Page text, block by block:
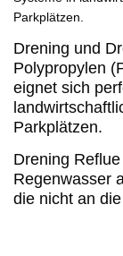
Drening und
Polypropylen
eignet sich
Parkplätzen.
Drening
Regenwasser
die nicht an